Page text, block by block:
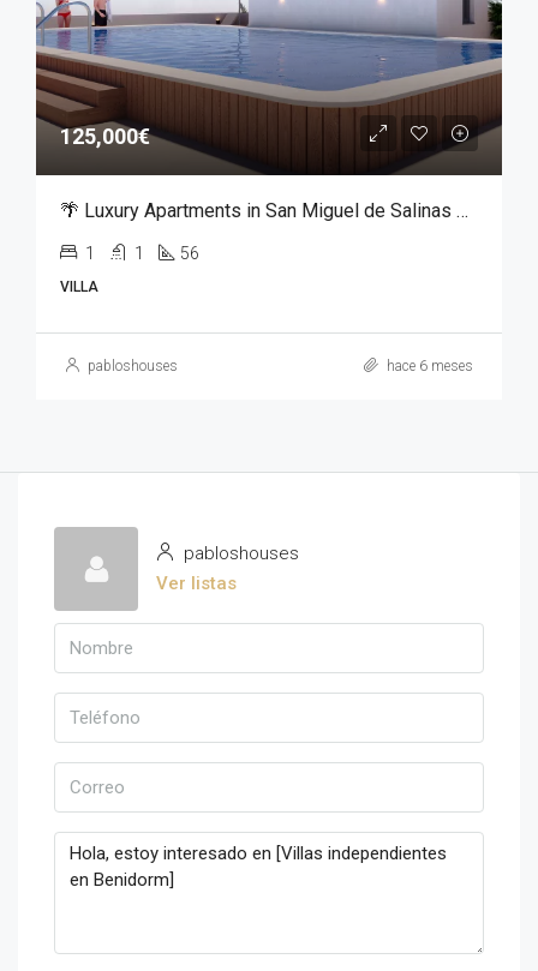
125,000€
🌴 Luxury Apartments in San Miguel de Salinas – From €125,000
1 1 56
VILLA
pabloshouses hace 6 meses
pabloshouses
Ver listas